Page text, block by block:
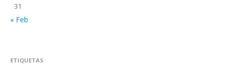
31
« Feb
ETIQUETAS